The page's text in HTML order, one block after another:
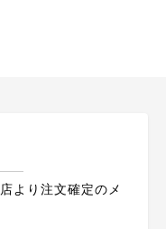
より注文確定のメ